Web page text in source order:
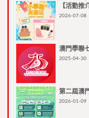
【活動推
2026-07-08
澳門學聯
2025-04-30
第二屆澳
2026-01-09